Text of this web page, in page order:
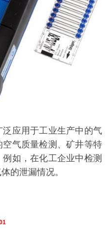
泛应用于工业生产中的气
气质量检测、矿井等特
如，在化工企业中检测
的泄漏情况。